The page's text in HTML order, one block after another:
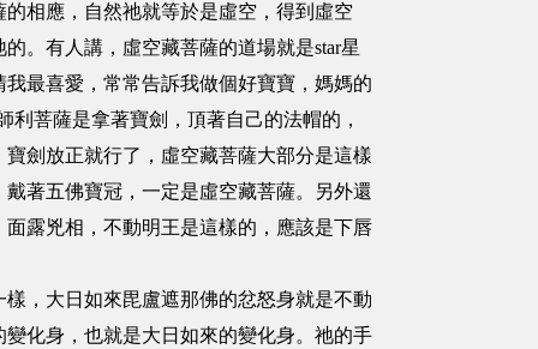
相應，自然祂就等於是虛空，得到虛空
。有人講，虛空藏菩薩的道場就是star星
最喜愛，常常告訴我做個好寶寶，媽媽的
菩薩是拿著寶劍，頂著自己的法帽的，
劍放正就行了，虛空藏菩薩大部分是這樣
著五佛寶冠，一定是虛空藏菩薩。另外還
露兇相，不動明王是這樣的，應該是下唇
，大日如來毘盧遮那佛的忿怒身就是不動
化身，也就是大日如來的變化身。祂的手